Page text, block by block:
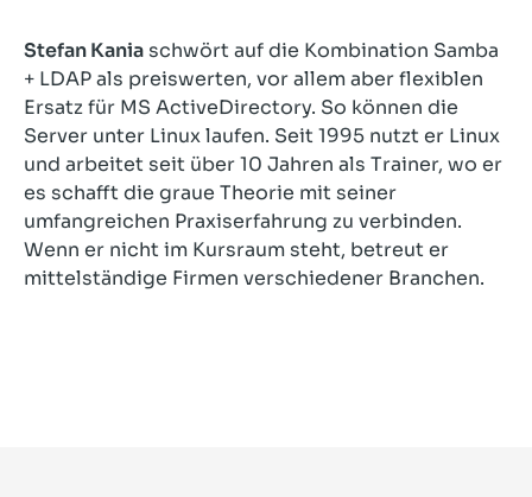
Stefan Kania schwört auf die Kombination Samba
+ LDAP als preiswerten, vor allem aber flexiblen
Ersatz für MS ActiveDirectory. So können die
Server unter Linux laufen. Seit 1995 nutzt er Linux
und arbeitet seit über 10 Jahren als Trainer, wo er
es schafft die graue Theorie mit seiner
umfangreichen Praxiserfahrung zu verbinden.
Wenn er nicht im Kursraum steht, betreut er
mittelständige Firmen verschiedener Branchen.